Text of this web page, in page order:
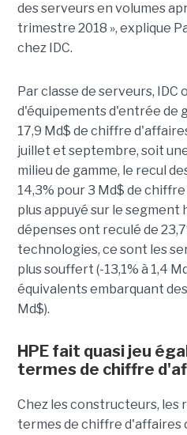
des serveurs en volumes
trimestre 2018 », explique
chez IDC.
Par classe de serveurs,
d'équipements d'entrée de
17,9 Md$ de chiffre
juillet et septembre, soit
milieu de gamme, le recul
14,3% pour 3 Md$ de
plus appuyé sur le segment
dépenses ont reculé de
technologies, ce sont les
plus souffert (-13,1% à 1,4
équivalents embarquant
Md$).
HPE fait quasi jeu
termes de chiffre
Chez les constructeurs, les
termes de chiffre d'affaires